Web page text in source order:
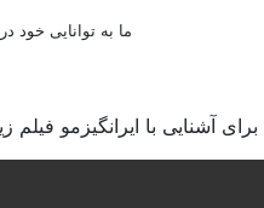
ما به توانایی خود
برای آشنایی با ایرانگیزمو فیلم